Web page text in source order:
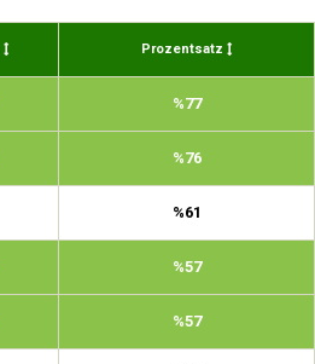
Prozentsatz
%77
%76
%61
%57
%57